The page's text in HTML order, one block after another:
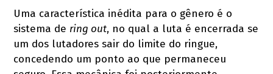
Uma característica inédita para o gênero é o
sistema de ring out, no qual a luta é encerrada se
um dos lutadores sair do limite do ringue,
concedendo um ponto ao que permaneceu